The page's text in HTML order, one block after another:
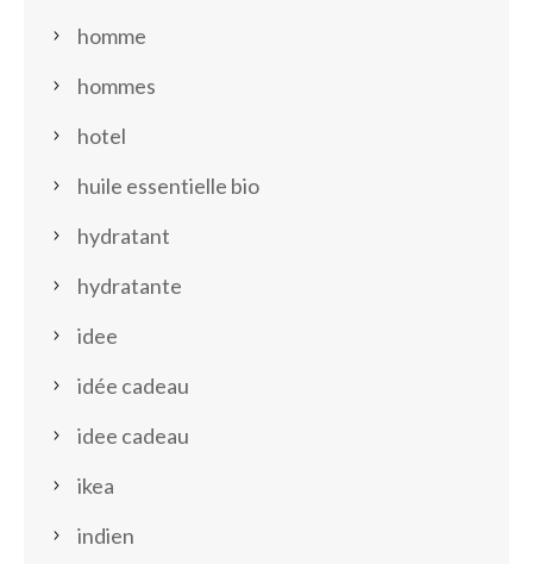
homme
hommes
hotel
huile essentielle bio
hydratant
hydratante
idee
idée cadeau
idee cadeau
ikea
indien